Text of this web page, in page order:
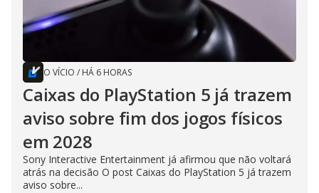
O VÍCIO / HÁ 6 HORAS
Caixas do PlayStation 5 já trazem
aviso sobre fim dos jogos físicos
em 2028
Sony Interactive Entertainment já afirmou que não voltará
atrás na decisão O post Caixas do PlayStation 5 já trazem
aviso sobre...